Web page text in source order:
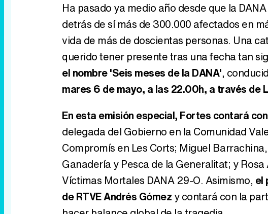
Ha pasado ya medio año desde que la
detrás de sí más de 300.000 afectados en
vida de más de doscientas personas. Una
querido tener presente tras una fecha tan
el nombre 'Seis meses de la DANA',
mares 6 de mayo, a las 22.00h, a través de
En esta emisión especial, Fortes contará
delegada del Gobierno en la Comunidad
Compromís en Les Corts; Miguel
Ganadería y Pesca de la Generalitat; y
Víctimas Mortales DANA 29-O. Asimismo, el
de RTVE Andrés Gómez y contará con la